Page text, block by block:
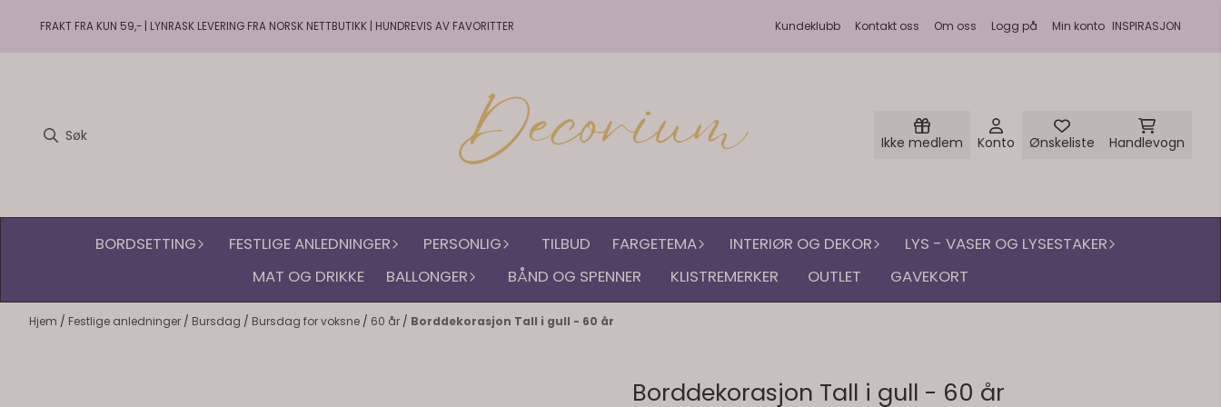
Hopp til innhold
FRAKT FRA KUN 59,- | LYNRASK LEVERING FRA NORSK NETTBUTIKK | HUNDREVIS AV FAVORITTER Kundeklubb Kontakt oss Om oss Logg på Min konto INSPIRASJON
Ikke medlem Konto Ønskeliste Handlevogn
BORDSETTING FESTLIGE ANLEDNINGER PERSONLIG TILBUD FARGETEMA INTERIØR OG DEKOR
LYS - VASER OG LYSESTAKER
MAT OG DRIKKE
BALLONGER BÅND OG SPENNER KLISTREMERKER OUTLET GAVEKORT
Hjem / Festlige anledninger / Bursdag / Bursdag for voksne / 60 år / Borddekorasjon Tall i gull - 60 år
Borddekorasjon Tall i gull - 60 år